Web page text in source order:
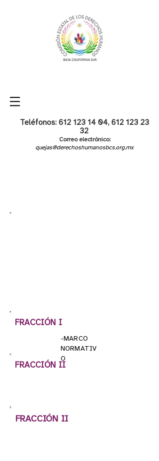
Teléfonos: 612 123 14 04, 612 123 23
32
Correo electrónico:
quejas@derechoshumanosbcs.org.mx
FRACCIÓN I
-MARCO
NORMATIV
O
FRACCIÓN II
FRACCIÓN II